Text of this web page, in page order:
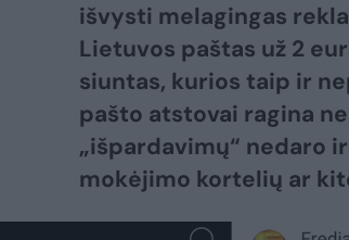
išvysti melagingas
Lietuvos paštas už 2
siuntas, kurios taip ir
pašto atstovai ragina
„išpardavimų“ nedaro
mokėjimo kortelių ar